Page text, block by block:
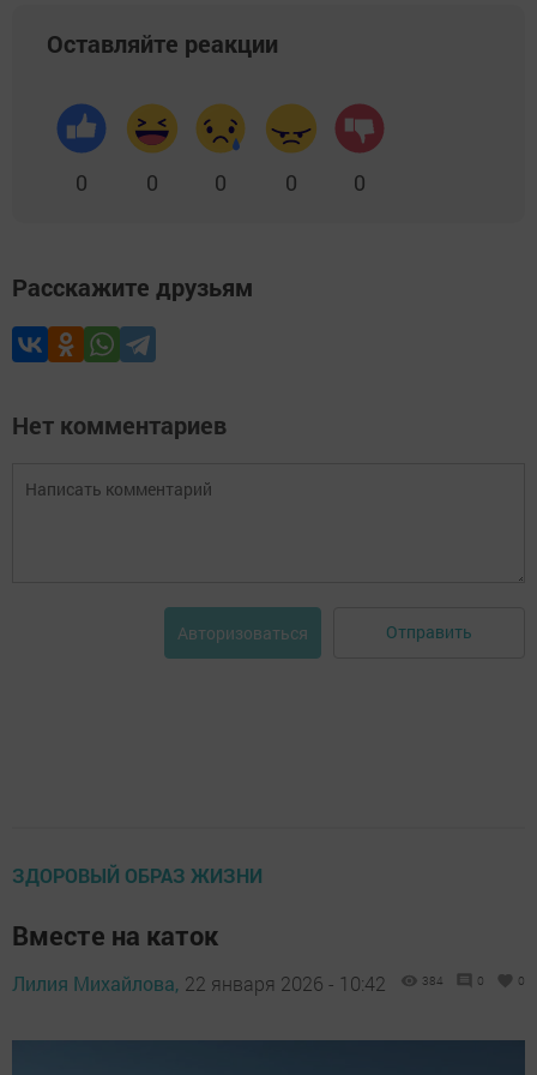
Оставляйте реакции
0 0 0 0 0
Расскажите друзьям
Нет комментариев
Авторизоваться Отправить
ЗДОРОВЫЙ ОБРАЗ ЖИЗНИ
Вместе на каток
Лилия Михайлова, 22 января 2026 - 10:42 384 0 0